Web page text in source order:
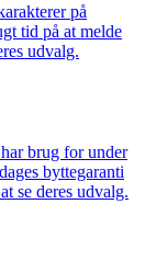
på
tid på at melde
udvalg.
brug for under
byttegaranti
se deres udvalg.